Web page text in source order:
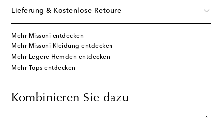
Lieferung & Kostenlose Retoure
Mehr Missoni entdecken
Mehr Missoni Kleidung entdecken
Mehr Legere Hemden entdecken
Mehr Tops entdecken
Kombinieren Sie dazu